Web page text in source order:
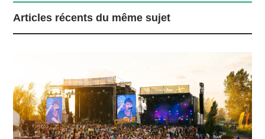
Articles récents du même sujet